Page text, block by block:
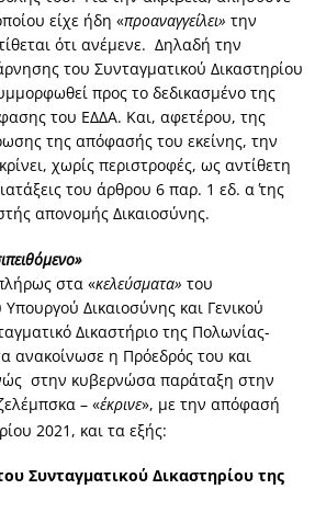
είχε ήδη «προαναγγείλει» την
ότι ανέμενε. Δηλαδή την
του Συνταγματικού Δικαστηρίου
προς το δεδικασμένο της
του ΕΔΔΑ. Και, αφετέρου, της
της απόφασής του εκείνης, την
χωρίς περιστροφές, ως αντίθετη
του άρθρου 6 παρ. 1 εδ. α΄ της
απονομής Δικαιοσύνης.
πειθόμενο»
στα «κελεύσματα» του
Υπουργού Δικαιοσύνης και Γενικού
Δικαστήριο της Πολωνίας-
ανακοίνωσε η Πρόεδρός του και
στην κυβερνώσα παράταξη στην
– «έκρινε», με την απόφασή
2021, και τα εξής:
Συνταγματικού Δικαστηρίου της